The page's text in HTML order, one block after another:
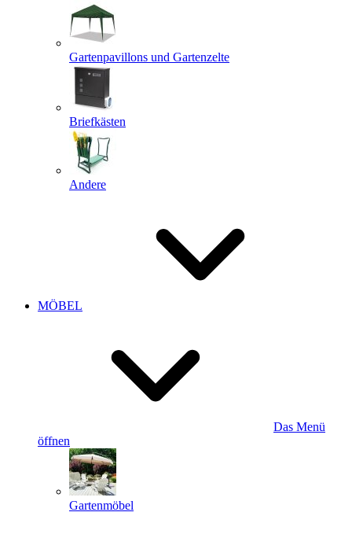
Gartenpavillons und Gartenzelte
Briefkästen
Andere
MÖBEL
Das Menü
öffnen
Gartenmöbel